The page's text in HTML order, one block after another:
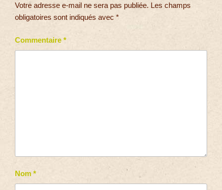
Votre adresse e-mail ne sera pas publiée. Les champs
obligatoires sont indiqués avec *
Commentaire *
Nom *